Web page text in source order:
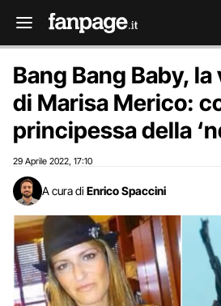
Bang Bang Baby,
di Marisa Merico:
principessa della
29 Aprile 2022 17:10
A cura di Enrico Spaccini